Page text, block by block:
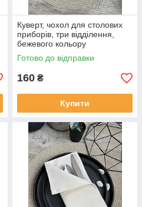
Куверт, чохол для столових
приборів, три відділення,
бежевого кольору
Готово до відправки
160 ₴
Купити